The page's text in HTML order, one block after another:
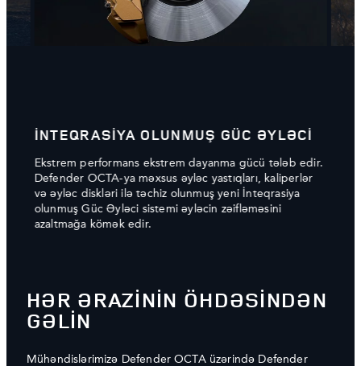
İNTEQRASİYA OLUNMUŞ GÜC ƏYLƏCİ
Ekstrem performans ekstrem dayanma gücü tələb edir.
Defender OCTA-ya məxsus əyləc yastıqları, kaliperlər
və əyləc diskləri ilə təchiz olunmuş yeni İnteqrasiya
olunmuş Güc Əyləci sistemi əyləcin zəifləməsini
azaltmağa kömək edir.
HƏR ƏRAZİNİN ÖHDƏSİNDƏN
GƏLİN
Mühəndislərimizə Defender OCTA üzərində Defender